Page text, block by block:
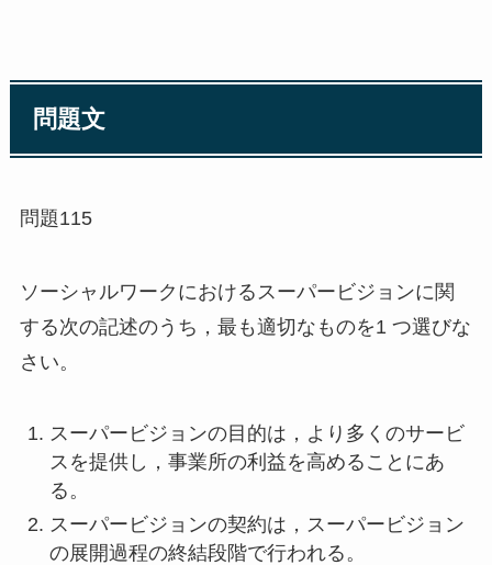
問題文
問題115
ソーシャルワークにおけるスーパービジョンに関
する次の記述のうち，最も適切なものを1 つ選びな
さい。
スーパービジョンの目的は，より多くのサービ
スを提供し，事業所の利益を高めることにあ
る。
スーパービジョンの契約は，スーパービジョン
の展開過程の終結段階で行われる。